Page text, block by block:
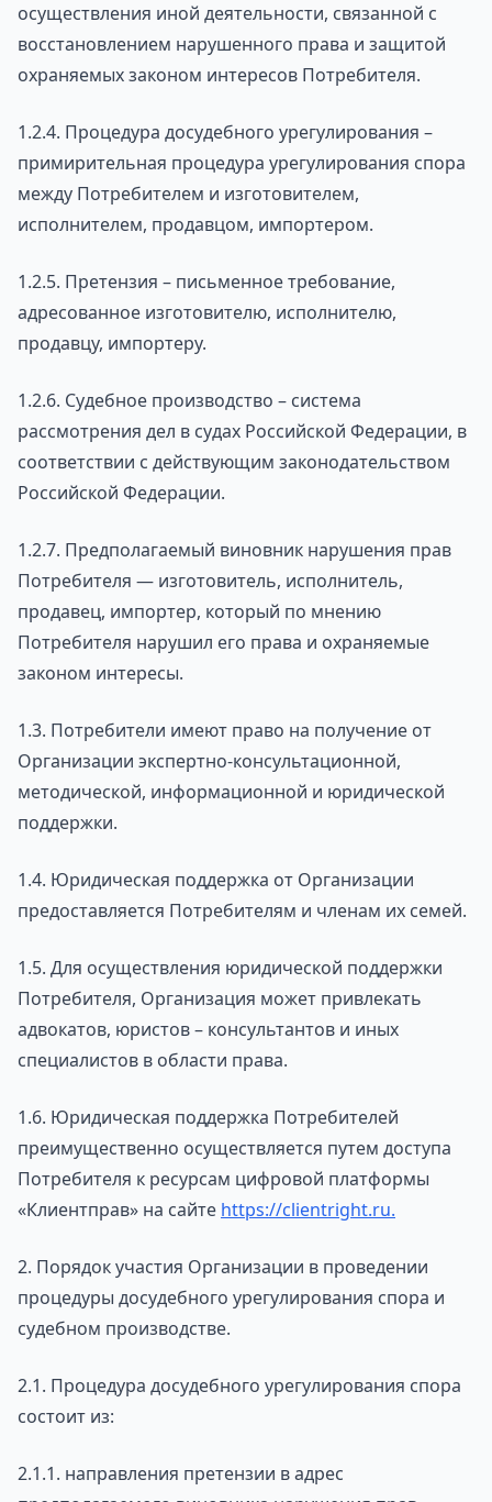
осуществления иной деятельности, связанной с
восстановлением нарушенного права и защитой
охраняемых законом интересов Потребителя.
1.2.4. Процедура досудебного урегулирования –
примирительная процедура урегулирования спора
между Потребителем и изготовителем,
исполнителем, продавцом, импортером.
1.2.5. Претензия – письменное требование,
адресованное изготовителю, исполнителю,
продавцу, импортеру.
1.2.6. Судебное производство – система
рассмотрения дел в судах Российской Федерации, в
соответствии с действующим законодательством
Российской Федерации.
1.2.7. Предполагаемый виновник нарушения прав
Потребителя — изготовитель, исполнитель,
продавец, импортер, который по мнению
Потребителя нарушил его права и охраняемые
законом интересы.
1.3. Потребители имеют право на получение от
Организации экспертно-консультационной,
методической, информационной и юридической
поддержки.
1.4. Юридическая поддержка от Организации
предоставляется Потребителям и членам их семей.
1.5. Для осуществления юридической поддержки
Потребителя, Организация может привлекать
адвокатов, юристов – консультантов и иных
специалистов в области права.
1.6. Юридическая поддержка Потребителей
преимущественно осуществляется путем доступа
Потребителя к ресурсам цифровой платформы
«Клиентправ» на сайте https://clientright.ru.
2. Порядок участия Организации в проведении
процедуры досудебного урегулирования спора и
судебном производстве.
2.1. Процедура досудебного урегулирования спора
состоит из:
2.1.1. направления претензии в адрес